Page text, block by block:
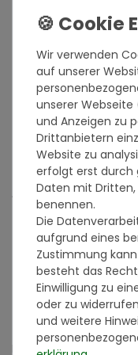
Eigenschaften
gestalterische
verschiedenen
hoch
ideal für
gute
Anwendungsgebiete
Wandflächen
mineralische
Sockelbereiche,
Fluren, Garagen
kein
Grundierung
Der Untergrund
Wir verwenden
auf unserer
unserer Webseite
und Anzeigen zu
Drittanbietern
Website zu
erfolgt erst durch
Daten mit Dritten,
benennen.
Die
aufgrund eines
Zustimmung
besteht das
Einwilligung zu
oder zu
und weitere